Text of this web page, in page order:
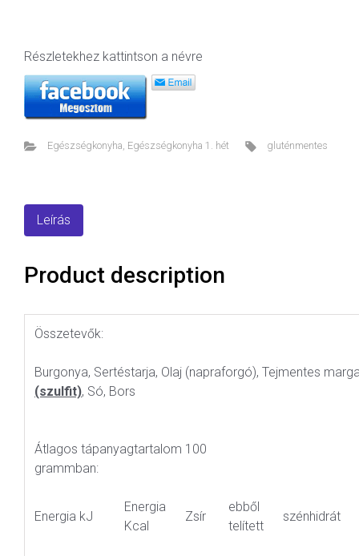
Részletekhez kattintson a névre
Egészségkonyha, Egészségkonyha 1. hét gluténmentes
Leírás
Product description
Összetevők:
Burgonya, Sertéstarja, Olaj (napraforgó), Tejmentes
(szulfit), Só, Bors
Átlagos tápanyagtartalom 100
grammban:
Energia kJ
Energia
Kcal
Zsír
ebből
telített
szénhidrát